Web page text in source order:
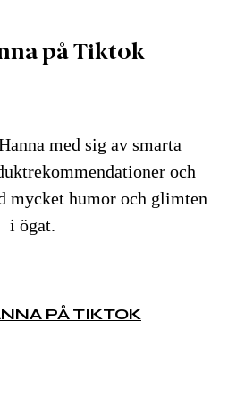
på Tiktok
med sig av smarta
och
mycket humor och glimten
i ögat.
PÅ TIKTOK